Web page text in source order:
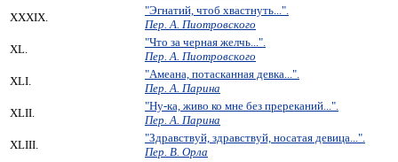
XXXIX.
"Эгнатий, чтоб хвастнуть...".
Пер. А. Пиотровского
XL.
"Что за черная желчь...".
Пер. А. Пиотровского
XLI.
"Амеана, потасканная девка...".
Пер. А. Парина
XLII.
"Ну-ка, живо ко мне без пререканий...".
Пер. А. Парина
XLIII.
"Здравствуй, здравствуй, носатая девица...".
Пер. В. Орла